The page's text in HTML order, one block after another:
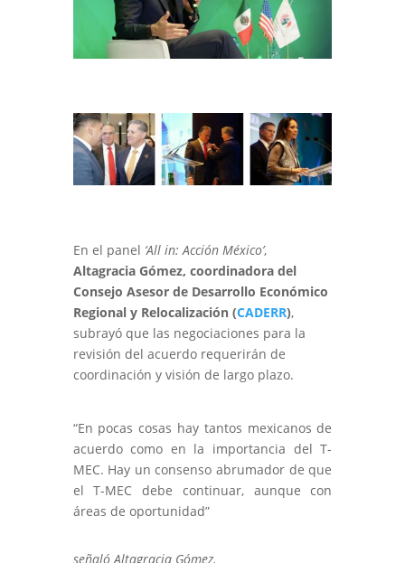
En el panel ‘All in: Acción México’,
Altagracia Gómez, coordinadora del
Consejo Asesor de Desarrollo Económico
Regional y Relocalización (CADERR),
subrayó que las negociaciones para la
revisión del acuerdo requerirán de
coordinación y visión de largo plazo.
“En pocas cosas hay tantos mexicanos de
acuerdo como en la importancia del T-
MEC. Hay un consenso abrumador de que
el T-MEC debe continuar, aunque con
áreas de oportunidad”
señaló Altagracia Gómez.